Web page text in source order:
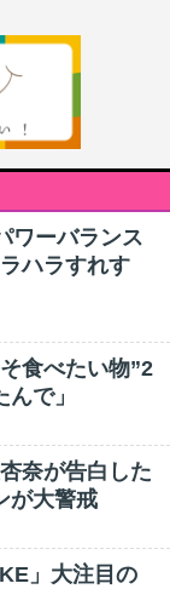
ワーバランス
ハラすれす
食べたい物”2
で」
奈が告白した
が大警戒
」大注目の